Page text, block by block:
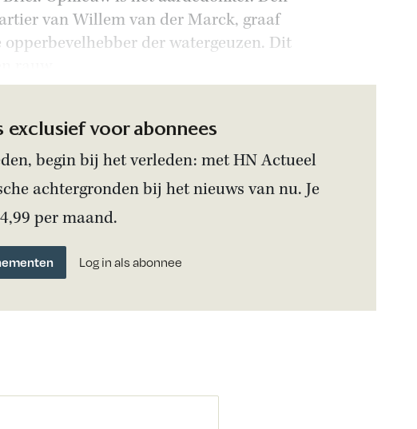
van Willem van der Marck, graaf
der watergeuzen. Dit
exclusief voor abonnees
begin bij het verleden: met HN Actueel
achtergronden bij het nieuws van nu. Je
per maand.
Log in als abonnee